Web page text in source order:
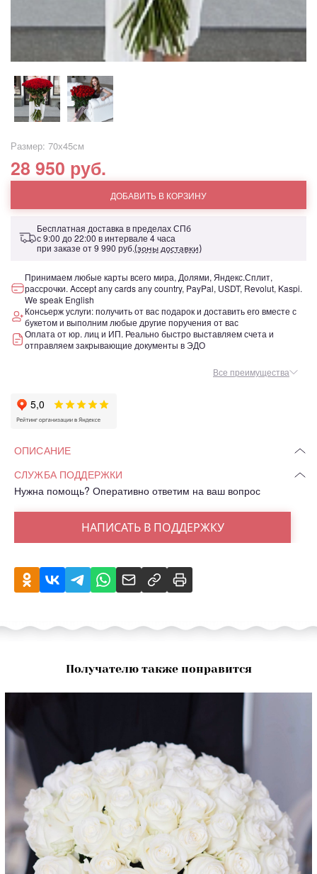
Размер: 70х45см
28 950 руб.
ДОБАВИТЬ В КОРЗИНУ
Бесплатная доставка в пределах СПб
с 9:00 до 22:00 в интервале 4 часа
при заказе от9 990 руб.(зоны доставки)
Принимаем любые карты всего мира, Долями, Яндекс.Сплит,
рассрочки. Accept any cards any country, PayPal, USDT, Revolut, Kaspi.
We speak English
Консьерж услуги: получить от вас подарок и доставить его вместе с
букетом и выполним любые другие поручения от вас
Оплата от юр. лиц и ИП. Реально быстро выставляем счета и
отправляем закрывающие документы в ЭДО
Все преимущества
ОПИСАНИЕ
СЛУЖБА ПОДДЕРЖКИ
Нужна помощь? Оперативно ответим на ваш вопрос
НАПИСАТЬ В ПОДДЕРЖКУ
Получателю также понравится